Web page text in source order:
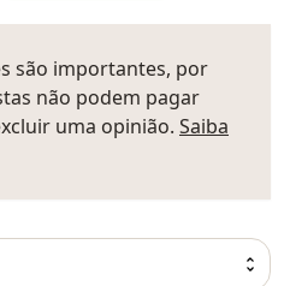
são importantes, por
não podem pagar
uma opinião. Saiba